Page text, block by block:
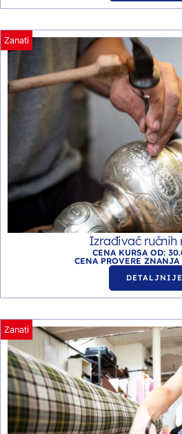
Zanati
Izrađivač ručnih
CENA KURSA OD:
CENA PROVERE
DETALJNIJE
Zanati